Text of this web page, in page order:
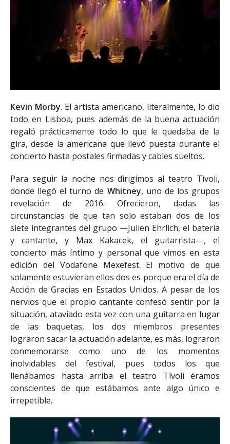
Kevin Morby. El artista americano, literalmente, lo dio
todo en Lisboa, pues además de la buena actuación
regaló prácticamente todo lo que le quedaba de la
gira, desde la americana que llevó puesta durante el
concierto hasta postales firmadas y cables sueltos.
Para seguir la noche nos dirigimos al teatro Tivoli,
donde llegó el turno de Whitney, uno de los grupos
revelación de 2016. Ofrecieron, dadas las
circunstancias de que tan solo estaban dos de los
siete integrantes del grupo —Julien Ehrlich, el batería
y cantante, y Max Kakacek, el guitarrista—, el
concierto más íntimo y personal que vimos en esta
edición del Vodafone Mexefest. El motivo de que
solamente estuvieran ellos dos es porque era el día de
Acción de Gracias en Estados Unidos. A pesar de los
nervios que el propio cantante confesó sentir por la
situación, ataviado esta vez con una guitarra en lugar
de las baquetas, los dos miembros presentes
lograron sacar la actuación adelante, es más, lograron
conmemorarse como uno de los momentos
inolvidables del festival, pues todos los que
llenábamos hasta arriba el teatro Tívoli éramos
conscientes de que estábamos ante algo único e
irrepetible.